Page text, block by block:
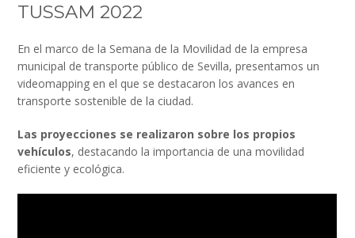
TUSSAM 2022
En el marco de la Semana de la Movilidad de la empresa
municipal de transporte público de Sevilla, presentamos un
videomapping en el que se destacaron los avances en
transporte sostenible de la ciudad.
Las proyecciones se realizaron sobre los propios
vehículos, destacando la importancia de una movilidad
eficiente y ecológica.